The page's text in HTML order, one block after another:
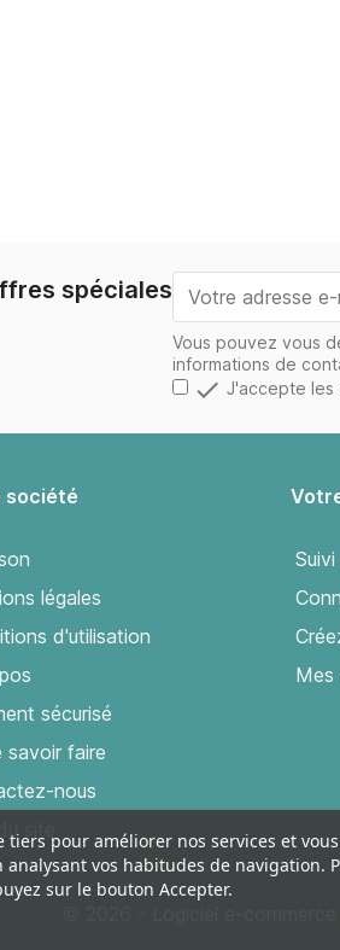
spéciales
Vous pouvez vous
informations de
 J'accepte les
société
légales
d'utilisation
sécurisé
savoir faire
nous
site
Mes
tiers pour améliorer nos services et vous
vos habitudes de navigation.
sur le bouton Accepter.